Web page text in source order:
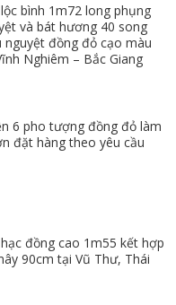
bình 1m72 long phụng
và bát hương 40 song
nguyệt đồng đỏ cạo màu
Nghiêm – Bắc Giang
6 pho tượng đồng đỏ làm
đặt hàng theo yêu cầu
đồng cao 1m55 kết hợp
90cm tại Vũ Thư, Thái